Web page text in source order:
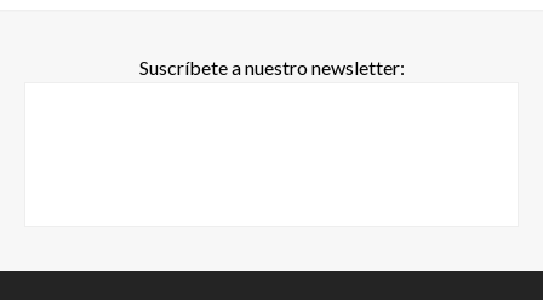
Suscríbete a nuestro newsletter: